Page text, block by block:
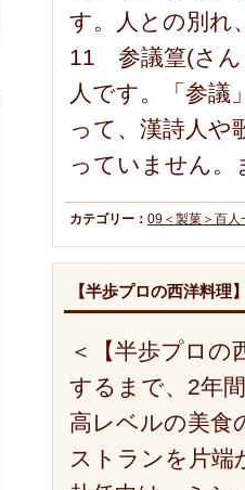
す。人との別れ
11 参議篁(さん
人です。「参議
って、漢詩人や
っていません。
カテゴリー： 09＜製菓＞百人
【半歩プロの西洋料理
＜【半歩プロの
するまで、2年
高レベルの美食
ストランを片端